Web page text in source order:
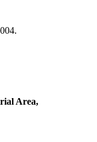
Area,